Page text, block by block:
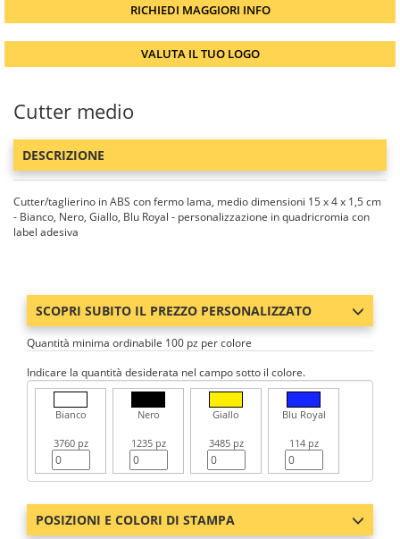
RICHIEDI MAGGIORI INFO
VALUTA IL TUO LOGO
Cutter medio
DESCRIZIONE
Cutter/taglierino in ABS con fermo lama, medio dimensioni 15 x 4 x 1,5 cm
- Bianco, Nero, Giallo, Blu Royal - personalizzazione in quadricromia con
label adesiva
SCOPRI SUBITO IL PREZZO PERSONALIZZATO
Quantità minima ordinabile 100 pz per colore
Indicare la quantità desiderata nel campo sotto il colore.
Bianco
3760 pz
Nero
1235 pz
Giallo
3485 pz
Blu Royal
114 pz
POSIZIONI E COLORI DI STAMPA